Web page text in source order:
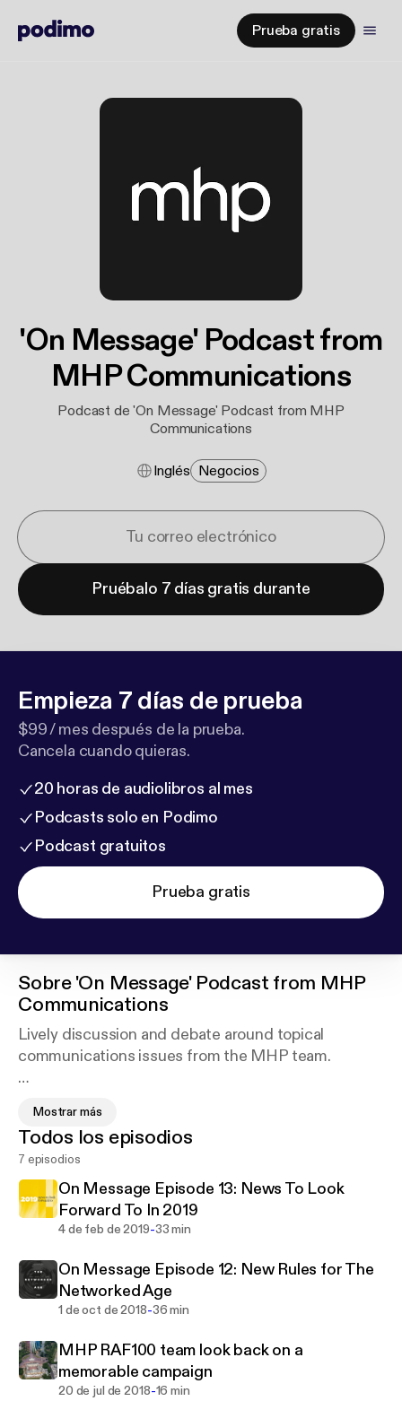
Prueba gratis
'On Message' Podcast from
MHP Communications
Podcast de 'On Message' Podcast from MHP
Communications
Inglés Negocios
Pruébalo 7 días gratis durante
Empieza 7 días de prueba
$99 / mes después de la prueba.
Cancela cuando quieras.
20 horas de audiolibros al mes
Podcasts solo en Podimo
Podcast gratuitos
Prueba gratis
Sobre'On Message' Podcast from MHP
Communications
Lively discussion and debate around topical
communications issues from the MHP team.
MHP Communications is one of the largest PR and
corporate communications consultancies in the UK,
with more than 175 people working across its
disciplines of Corporate Affairs, Health, Financial,
Brand and Design. MHP is owned by the Engine
Group, which has offices around the world
disciplines to some of the world’s biggest brands.
Mostrar más
Todos los episodios
7 episodios
On Message Episode 13: News To Look
Forward To In 2019
4 de feb de 2019-33 min
On Message Episode 12: New Rules for The
Networked Age
1 de oct de 2018-36 min
MHP RAF100 team look back on a
memorable campaign
20 de jul de 2018-16 min